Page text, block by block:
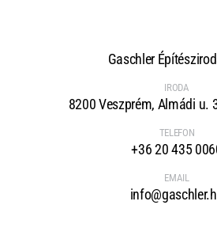
Gaschler
IRODA
8200 Veszprém, Almádi u.
TELEFON
+36 20 435
EMAIL